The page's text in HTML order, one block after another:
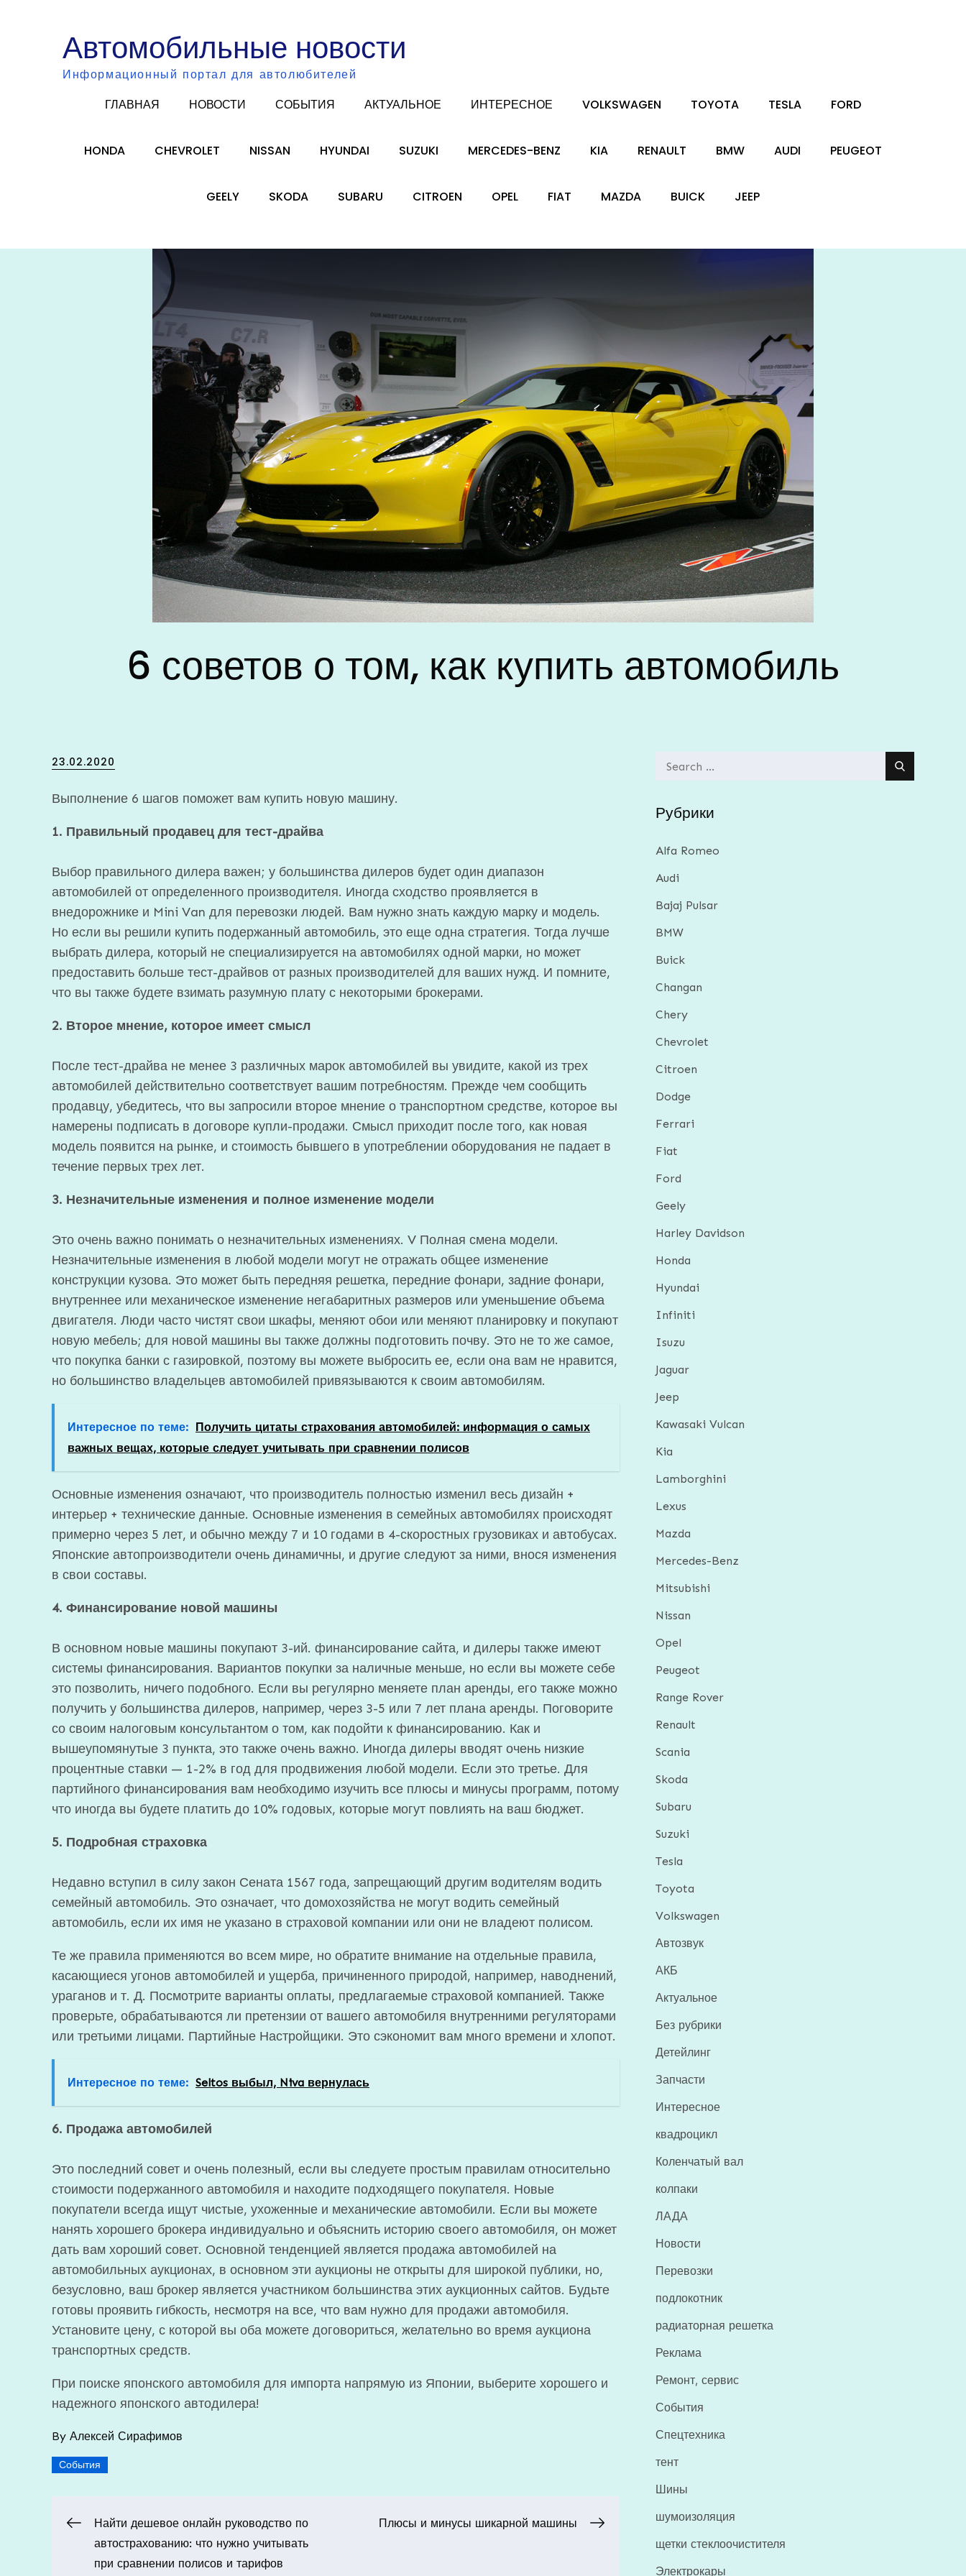
Автомобильные новости
Информационный портал для автолюбителей
ГЛАВНАЯ НОВОСТИ СОБЫТИЯ АКТУАЛЬНОЕ ИНТЕРЕСНОЕ VOLKSWAGEN TOYOTA TESLA FORD
HONDA CHEVROLET NISSAN HYUNDAI SUZUKI MERCEDES-BENZ KIA RENAULT BMW AUDI PEUGEOT
GEELY SKODA SUBARU CITROEN OPEL FIAT MAZDA BUICK JEEP
6 советов о том, как купить автомобиль
Posted
23.02.2020
Выполнение 6 шагов поможет вам купить новую машину.
1. Правильный продавец для тест-драйва
Выбор правильного дилера важен; у большинства дилеров будет один диапазон
автомобилей от определенного производителя. Иногда сходство проявляется в
внедорожнике и Mini Van для перевозки людей. Вам нужно знать каждую марку и модель.
Но если вы решили купить подержанный автомобиль, это еще одна стратегия. Тогда лучше
выбрать дилера, который не специализируется на автомобилях одной марки, но может
предоставить больше тест-драйвов от разных производителей для ваших нужд. И помните,
что вы также будете взимать разумную плату с некоторыми брокерами.
2. Второе мнение, которое имеет смысл
После тест-драйва не менее 3 различных марок автомобилей вы увидите, какой из трех
автомобилей действительно соответствует вашим потребностям. Прежде чем сообщить
продавцу, убедитесь, что вы запросили второе мнение о транспортном средстве, которое вы
намерены подписать в договоре купли-продажи. Смысл приходит после того, как новая
модель появится на рынке, и стоимость бывшего в употреблении оборудования не падает в
течение первых трех лет.
3. Незначительные изменения и полное изменение модели
Это очень важно понимать о незначительных изменениях. V Полная смена модели.
Незначительные изменения в любой модели могут не отражать общее изменение
конструкции кузова. Это может быть передняя решетка, передние фонари, задние фонари,
внутреннее или механическое изменение негабаритных размеров или уменьшение объема
двигателя. Люди часто чистят свои шкафы, меняют обои или меняют планировку и покупают
новую мебель; для новой машины вы также должны подготовить почву. Это не то же самое,
что покупка банки с газировкой, поэтому вы можете выбросить ее, если она вам не нравится,
но большинство владельцев автомобилей привязываются к своим автомобилям.
Интересное по теме: Получить цитаты страхования автомобилей: информация о самых
важных вещах, которые следует учитывать при сравнении полисов
Основные изменения означают, что производитель полностью изменил весь дизайн +
интерьер + технические данные. Основные изменения в семейных автомобилях происходят
примерно через 5 лет, и обычно между 7 и 10 годами в 4-скоростных грузовиках и автобусах.
Японские автопроизводители очень динамичны, и другие следуют за ними, внося изменения
в свои составы.
4. Финансирование новой машины
В основном новые машины покупают 3-ий. финансирование сайта, и дилеры также имеют
системы финансирования. Вариантов покупки за наличные меньше, но если вы можете себе
это позволить, ничего подобного. Если вы регулярно меняете план аренды, его также можно
получить у большинства дилеров, например, через 3-5 или 7 лет плана аренды. Поговорите
со своим налоговым консультантом о том, как подойти к финансированию. Как и
вышеупомянутые 3 пункта, это также очень важно. Иногда дилеры вводят очень низкие
процентные ставки — 1-2% в год для продвижения любой модели. Если это третье. Для
партийного финансирования вам необходимо изучить все плюсы и минусы программ, потому
что иногда вы будете платить до 10% годовых, которые могут повлиять на ваш бюджет.
5. Подробная страховка
Недавно вступил в силу закон Сената 1567 года, запрещающий другим водителям водить
семейный автомобиль. Это означает, что домохозяйства не могут водить семейный
автомобиль, если их имя не указано в страховой компании или они не владеют полисом.
Те же правила применяются во всем мире, но обратите внимание на отдельные правила,
касающиеся угонов автомобилей и ущерба, причиненного природой, например, наводнений,
ураганов и т. Д. Посмотрите варианты оплаты, предлагаемые страховой компанией. Также
проверьте, обрабатываются ли претензии от вашего автомобиля внутренними регуляторами
или третьими лицами. Партийные Настройщики. Это сэкономит вам много времени и хлопот.
Интересное по теме: Seltos выбыл, Niva вернулась
6. Продажа автомобилей
Это последний совет и очень полезный, если вы следуете простым правилам относительно
стоимости подержанного автомобиля и находите подходящего покупателя. Новые
покупатели всегда ищут чистые, ухоженные и механические автомобили. Если вы можете
нанять хорошего брокера индивидуально и объяснить историю своего автомобиля, он может
дать вам хороший совет. Основной тенденцией является продажа автомобилей на
автомобильных аукционах, в основном эти аукционы не открыты для широкой публики, но,
безусловно, ваш брокер является участником большинства этих аукционных сайтов. Будьте
готовы проявить гибкость, несмотря на все, что вам нужно для продажи автомобиля.
Установите цену, с которой вы оба можете договориться, желательно во время аукциона
транспортных средств.
При поиске японского автомобиля для импорта напрямую из Японии, выберите хорошего и
надежного японского автодилера!
By Алексей Сирафимов
События
Навигация
Найти дешевое онлайн руководство по
автострахованию: что нужно учитывать
при сравнении полисов и тарифов
Плюсы и минусы шикарной машины
Search
Рубрики
Alfa Romeo
Audi
Bajaj Pulsar
BMW
Buick
Changan
Chery
Chevrolet
Citroen
Dodge
Ferrari
Fiat
Ford
Geely
Harley Davidson
Honda
Hyundai
Infiniti
Isuzu
Jaguar
Jeep
Kawasaki Vulcan
Kia
Lamborghini
Lexus
Mazda
Mercedes-Benz
Mitsubishi
Nissan
Opel
Peugeot
Range Rover
Renault
Scania
Skoda
Subaru
Suzuki
Tesla
Toyota
Volkswagen
Автозвук
АКБ
Актуальное
Без рубрики
Детейлинг
Запчасти
Интересное
квадроцикл
Коленчатый вал
колпаки
ЛАДА
Новости
Перевозки
подлокотник
радиаторная решетка
Реклама
Ремонт, сервис
События
Спецтехника
тент
Шины
шумоизоляция
щетки стеклоочистителя
Электрокары